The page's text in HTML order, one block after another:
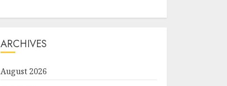
ARCHIVES
August 2026